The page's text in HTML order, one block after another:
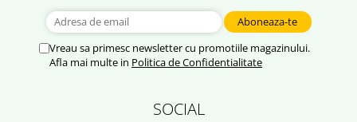
Țânțărică
Vreau sa primesc newsletter cu promotiile magazinului.
Afla mai multe in Politica de Confidentialitate
SOCIAL